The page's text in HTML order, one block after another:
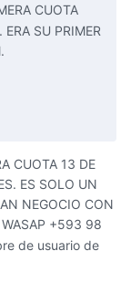
CUOTA
ERA SU PRIMER
CUOTA 13 DE
ES SOLO UN
NEGOCIO CON
WASAP +593 98
de usuario de